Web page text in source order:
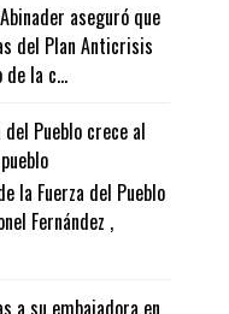
aseguró que
del Plan Anticrisis
la c...
del Pueblo crece al
la Fuerza del Pueblo
Fernández ,
a su embajadora en